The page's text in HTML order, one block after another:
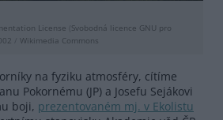
License Svobodná licence GNU pro
Wikimedia Commons
na fyziku atmosféry, cítíme
Pokornému (JP) a Josefu Sejákovi
boji, prezentovaném mj. v Ekolistu